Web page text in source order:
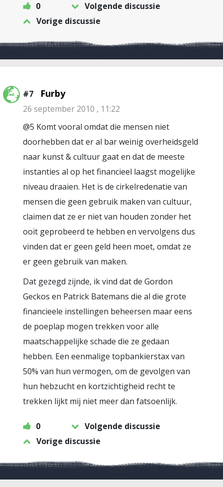
0
Volgende discussie
Vorige discussie
#7 Furby
26 september 2010 , 11:22
@5 Komt vooral omdat die mensen niet
doorhebben dat er al bar weinig overheidsgeld
naar kunst & cultuur gaat en dat de meeste
instanties al op het financieel laagst mogelijke
niveau draaien. Het is de cirkelredenatie van
mensen die geen gebruik maken van cultuur,
claimen dat ze er niet van houden zonder het
ooit geprobeerd te hebben en vervolgens dus
vinden dat er geen geld heen moet, omdat ze
er geen gebruik van maken.
Dat gezegd zijnde, ik vind dat de Gordon
Geckos en Patrick Batemans die al die grote
financieele instellingen beheersen maar eens
de poeplap mogen trekken voor alle
maatschappelijke schade die ze gedaan
hebben. Een eenmalige topbankierstax van
50% van hun vermogen, om de gevolgen van
hun hebzucht en kortzichtigheid recht te
trekken lijkt mij niet meer dan fatsoenlijk.
0
Volgende discussie
Vorige discussie